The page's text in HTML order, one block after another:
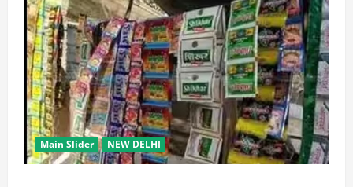
Main Slider NEW DELHI